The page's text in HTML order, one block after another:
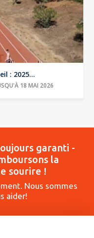
: 2025...
18 MAI 2026
garanti -
la
sourire !
Nous sommes
aider!